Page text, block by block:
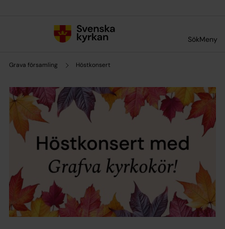
SökMeny
Grava församling Höstkonsert